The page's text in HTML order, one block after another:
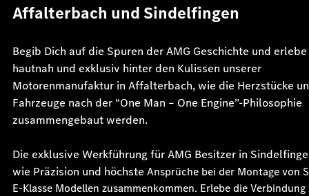
Affalterbach und Sindelfingen
Begib Dich auf die Spuren der AMG Geschichte und erlebe
hautnah und exklusiv hinter den Kulissen unserer
Motorenmanufaktur in Affalterbach, wie die Herzstücke
Fahrzeuge nach der “One Man – One Engine”-Philosophie
zusammengebaut werden.
Die exklusive Werkführung für AMG Besitzer in
wie Präzision und höchsteAnsprüche bei der Montage von
E-Klasse Modellen zusammenkommen. Erlebe dieVerbindung